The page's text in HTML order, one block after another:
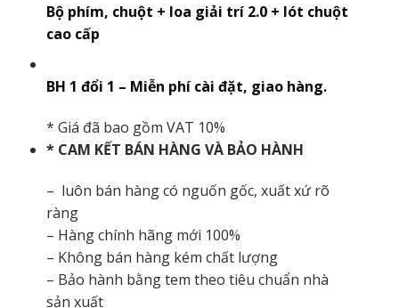
Bộ phím, chuột + loa giải trí 2.0 + lót chuột
cao cấp
BH 1 đổi 1 – Miễn phí cài đặt, giao hàng.
* Giá đã bao gồm VAT 10%
* CAM KẾT BÁN HÀNG VÀ BẢO HÀNH
– luôn bán hàng có nguốn gốc, xuất xứ rõ
ràng
– Hàng chính hãng mới 100%
– Không bán hàng kém chất lượng
– Bảo hành bằng tem theo tiêu chuẩn nhà
sản xuất